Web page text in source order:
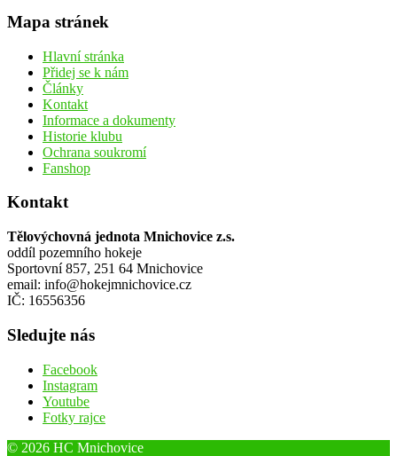
Mapa stránek
Hlavní stránka
Přidej se k nám
Články
Kontakt
Informace a dokumenty
Historie klubu
Ochrana soukromí
Fanshop
Kontakt
Tělovýchovná jednota Mnichovice z.s.
oddíl pozemního hokeje
Sportovní 857, 251 64 Mnichovice
email: info@hokejmnichovice.cz
IČ: 16556356
Sledujte nás
Facebook
Instagram
Youtube
Fotky rajce
© 2026 HC Mnichovice